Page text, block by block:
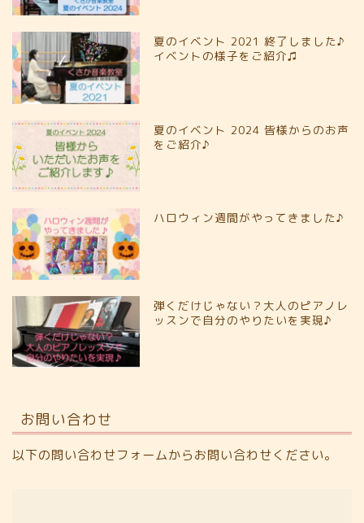
夏のイベント 2021 終了しました♪
イベントの様子をご紹介♫
夏のイベント 2024 皆様からのお声
をご紹介♪
ハロウィン週間がやってきました♪
弾くだけじゃない？大人のピアノレ
ッスンで自分のやりたいを実現♪
お問い合わせ
以下の問い合わせフォームからお問い合わせください。